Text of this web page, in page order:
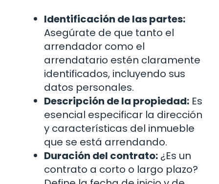
Identificación de las partes:
Asegúrate de que tanto el
arrendador como el
arrendatario estén claramente
identificados, incluyendo sus
datos personales.
Descripción de la propiedad: Es
esencial especificar la dirección
y características del inmueble
que se está arrendando.
Duración del contrato: ¿Es un
contrato a corto o largo plazo?